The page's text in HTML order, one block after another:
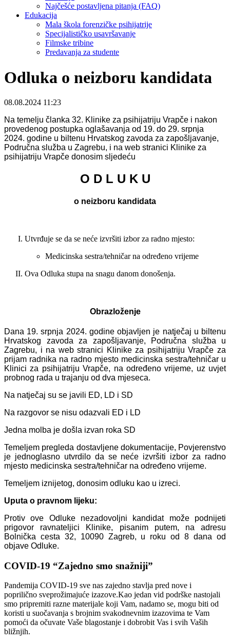
Najčešće postavljena pitanja (FAQ)
Edukacija
Mala škola forenzičke psihijatrije
Specijalističko usavršavanje
Filmske tribine
Predavanja za studente
Odluka o neizboru kandidata
08.08.2024 11:23
Na temelju članka 32. Klinike za psihijatriju Vrapče i nakon
provedenog postupka oglašavanja od 19. do 29. srpnja
2024. godine u biltenu Hrvatskog zavoda za zapošljavanje,
Područna služba u Zagrebu, i na web stranici Klinike za
psihijatriju Vrapče donosim sljedeću
O D L U K U
o neizboru kandidata
Utvrđuje se da se neće izvršiti izbor za radno mjesto:
Medicinska sestra/tehničar na određeno vrijeme
Ova Odluka stupa na snagu danom donošenja.
Obrazloženje
Dana 19. srpnja 2024. godine objavljen je natječaj u biltenu
Hrvatskog zavoda za zapošljavanje, Područna služba u
Zagrebu, i na web stranici Klinike za psihijatriju Vrapče za
prijam radnika na radno mjesto medicinska sestra/tehničar u
Klinici za psihijatriju Vrapče, na određeno vrijeme, uz uvjet
probnog rada u trajanju od dva mjeseca.
Na natječaj su se javili ED, LD i SD
Na razgovor se nisu odazvali ED i LD
Jedna molba je došla izvan roka SD
Temeljem pregleda dostavljene dokumentacije, Povjerenstvo
je jednoglasno utvrdilo da se neće izvršiti izbor za radno
mjesto medicinska sestra/tehničar na određeno vrijeme.
Temeljem iznijetog, donosim odluku kao u izreci.
Uputa o pravnom lijeku:
Protiv ove Odluke nezadovoljni kandidat može podnijeti
prigovor ravnateljici Klinike, pisanim putem, na adresu
Bolnička cesta 32, 10090 Zagreb, u roku od 8 dana od
objave Odluke.
COVID-19 “Zajedno smo snažniji”
Pandemija COVID-19 sve nas zajedno stavlja pred nove i
poprilično sveprožimajuće izazove.Kao jedan vid podrške nastojali
smo pripremiti razne materijale koji Vam, nadamo se, mogu biti od
koristi u suočavanja s brojnim svakodnevnim izazovima te Vam
pomoći da očuvate Vaše blagostanje i dobrobit Vas i svih Vaših
bližnjih.